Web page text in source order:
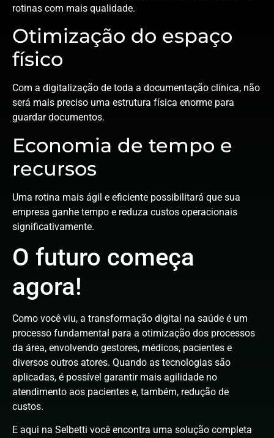
rotinas com mais qualidade.
Otimização do espaço
físico
Com a digitalização de toda a documentação clínica, não
será mais preciso uma estrutura física enorme para
guardar documentos.
Economia de tempo e
recursos
Uma rotina mais ágil e eficiente possibilitará que sua
empresa ganhe tempo e reduza custos operacionais
significativamente.
O futuro começa
agora!
Como você viu, a transformação digital na saúde é um
processo fundamental para a otimização dos processos
da área, envolvendo gestores, médicos, pacientes e
diversos outros atores. Quando as tecnologias são
aplicadas, é possível garantir mais agilidade no
atendimento aos pacientes e, também, redução de
custos.
E aqui na Selbetti você encontra uma solução completa